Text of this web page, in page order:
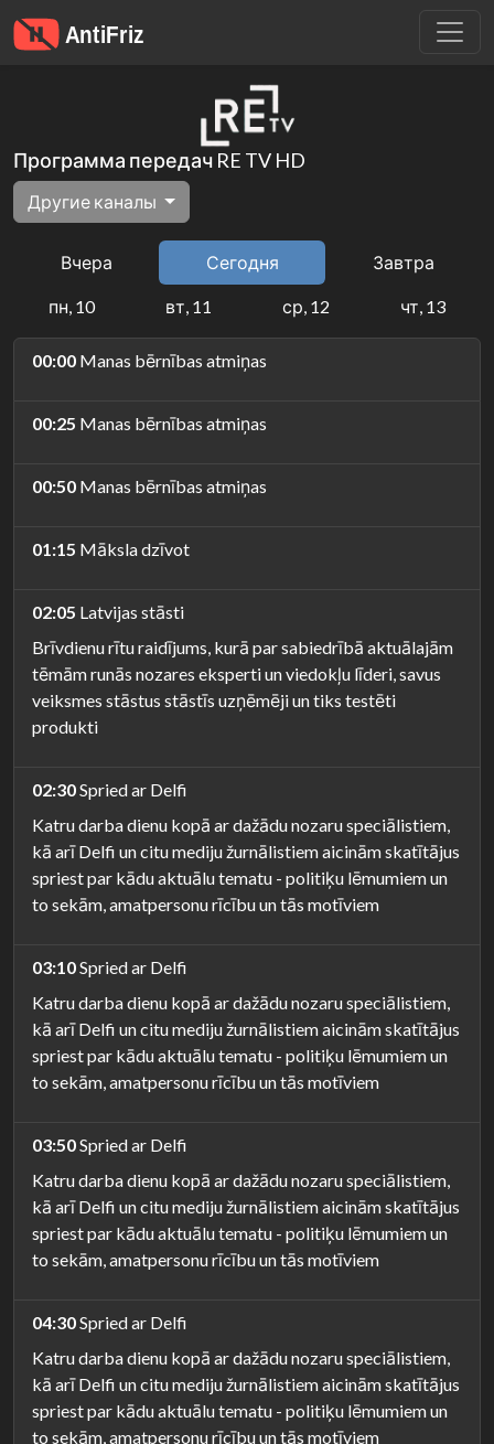
Программа передач RE TV HD
Другие каналы
Вчера Сегодня Завтра
пн, 10 вт, 11 ср, 12 чт, 13
00:00 Manas bērnības atmiņas
00:25 Manas bērnības atmiņas
00:50 Manas bērnības atmiņas
01:15 Māksla dzīvot
02:05 Latvijas stāsti
Brīvdienu rītu raidījums, kurā par sabiedrībā aktuālajām
tēmām runās nozares eksperti un viedokļu līderi, savus
veiksmes stāstus stāstīs uzņēmēji un tiks testēti
produkti
02:30Spried ar Delfi
Katru darba dienu kopā ar dažādu nozaru speciālistiem,
kā arī Delfi un citu mediju žurnālistiem aicinām skatītājus
spriest par kādu aktuālu tematu - politiķu lēmumiem un
to sekām, amatpersonu rīcību un tās motīviem
03:10Spried ar Delfi
Katru darba dienu kopā ar dažādu nozaru speciālistiem,
kā arī Delfi un citu mediju žurnālistiem aicinām skatītājus
spriest par kādu aktuālu tematu - politiķu lēmumiem un
to sekām, amatpersonu rīcību un tās motīviem
03:50Spried ar Delfi
Katru darba dienu kopā ar dažādu nozaru speciālistiem,
kā arī Delfi un citu mediju žurnālistiem aicinām skatītājus
spriest par kādu aktuālu tematu - politiķu lēmumiem un
to sekām, amatpersonu rīcību un tās motīviem
04:30Spried ar Delfi
Katru darba dienu kopā ar dažādu nozaru speciālistiem,
kā arī Delfi un citu mediju žurnālistiem aicinām skatītājus
spriest par kādu aktuālu tematu - politiķu lēmumiem un
to sekām, amatpersonu rīcību un tās motīviem